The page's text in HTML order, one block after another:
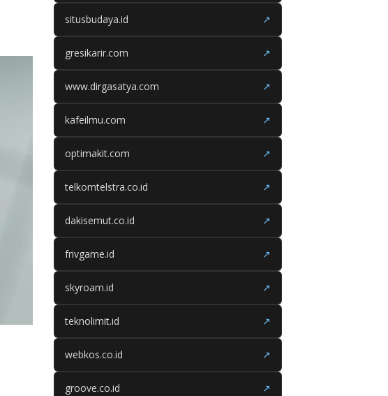
situsbudaya.id ↗
gresikarir.com ↗
www.dirgasatya.com ↗
kafeilmu.com ↗
optimakit.com ↗
telkomtelstra.co.id ↗
dakisemut.co.id ↗
frivgame.id ↗
skyroam.id ↗
teknolimit.id ↗
webkos.co.id ↗
groove.co.id ↗